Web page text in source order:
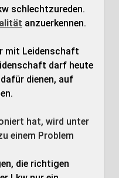
schlechtzureden.
anzuerkennen.
mit Leidenschaft
darf heute
dienen, auf
hat, wird unter
einem Problem
die richtigen